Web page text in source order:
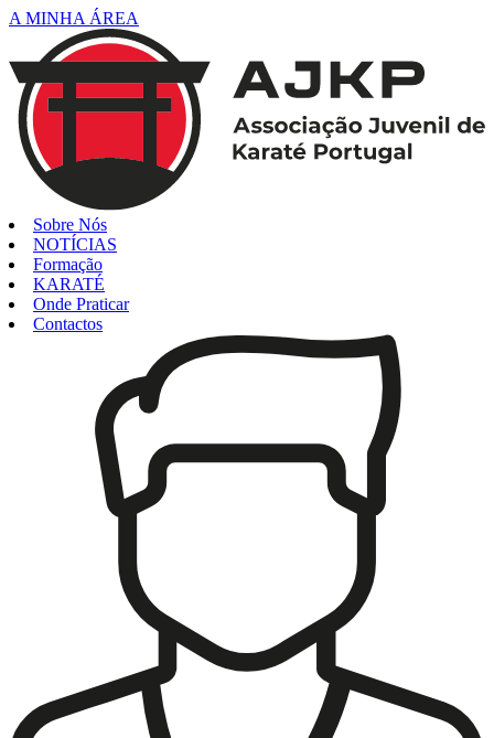
A MINHA ÁREA
Sobre Nós
NOTÍCIAS
Formação
KARATÉ
Onde Praticar
Contactos